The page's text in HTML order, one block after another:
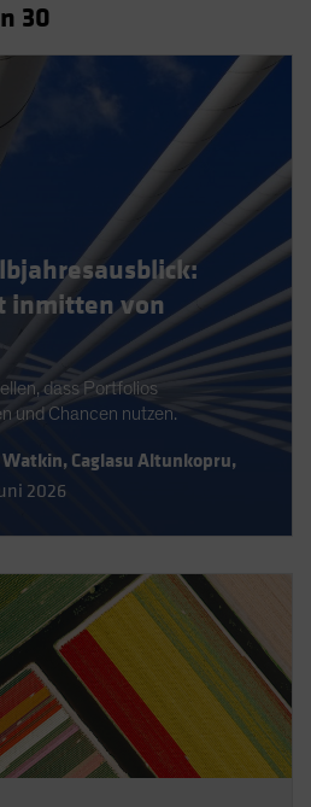
국
NRC)
30
inmitten von
dass Portfolios
und Chancen nutzen.
, Caglasu Altunkopru,
2026